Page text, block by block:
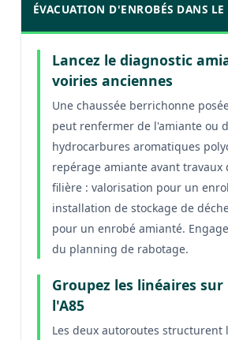
ÉVACUATION D'ENROBÉS DANS LE
Lancez le diagnostic
voiries anciennes
Une chaussée berrichonne
peut renfermer de l'amiante ou
hydrocarbures aromatiques
repérage amiante avant travaux
filière : valorisation pour un
installation de stockage de
pour un enrobé amianté.
du planning de rabotage.
Groupez les linéaires sur
l'A85
Les deux autoroutes structurent